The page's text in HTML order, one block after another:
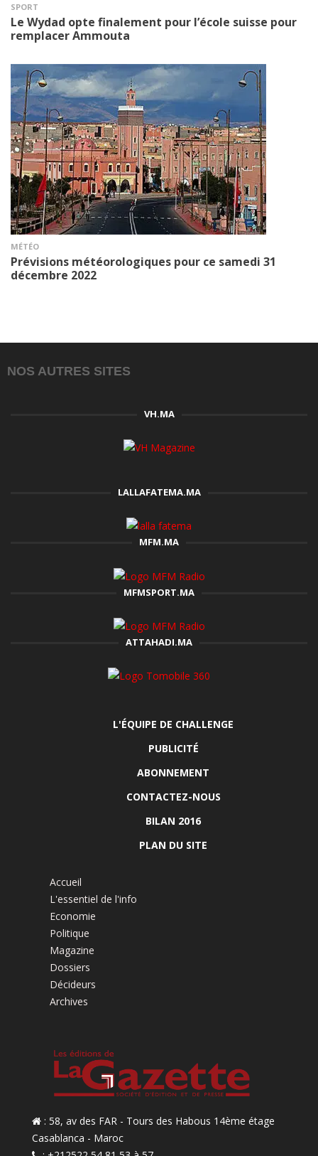
SPORT
Le Wydad opte finalement pour l’école suisse pour
remplacer Ammouta
MÉTÉO
Prévisions météorologiques pour ce samedi 31
décembre 2022
NOS AUTRES SITES
VH.MA
LALLAFATEMA.MA
MFM.MA
MFMSPORT.MA
ATTAHADI.MA
L'ÉQUIPE DE CHALLENGE
PUBLICITÉ
ABONNEMENT
CONTACTEZ-NOUS
BILAN 2016
PLAN DU SITE
Accueil
L'essentiel de l'info
Economie
Politique
Magazine
Dossiers
Décideurs
Archives
: 58, av des FAR - Tours des Habous 14ème étage
Casablanca - Maroc